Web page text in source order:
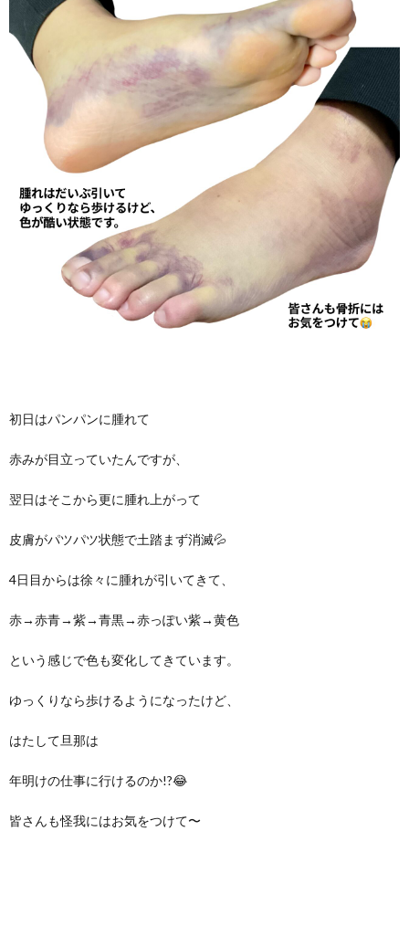
初日はパンパンに腫れて
赤みが目立っていたんですが、
翌日はそこから更に腫れ上がって
皮膚がパツパツ状態で土踏まず消滅💦
4日目からは徐々に腫れが引いてきて、
赤→赤青→紫→青黒→赤っぽい紫→黄色
という感じで色も変化してきています。
ゆっくりなら歩けるようになったけど、
はたして旦那は
年明けの仕事に行けるのか!?😂
皆さんも怪我にはお気をつけて〜